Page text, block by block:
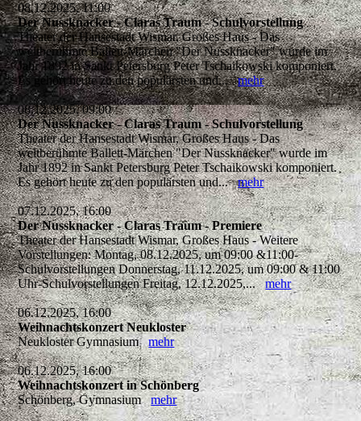
08.12.2025, 11:00
Der Nussknacker - Claras Traum - Schulvorstellung
Theater der Hansestadt Wismar, Großes Haus - Das
weltberühmte Ballett-Märchen "Der Nussknacker" wurde im
Jahr 1892 in Sankt Petersburg Peter Tschaikowski komponiert.
Es gehört heute zu den populärsten und...mehr
08.12.2025, 09:00
Der Nussknacker - Claras Traum - Schulvorstellung
Theater der Hansestadt Wismar, Großes Haus - Das
weltberühmte Ballett-Märchen "Der Nussknacker" wurde im
Jahr 1892 in Sankt Petersburg Peter Tschaikowski komponiert.
Es gehört heute zu den populärsten und...mehr
07.12.2025, 16:00
Der Nussknacker - Claras Traum - Premiere
Theater der Hansestadt Wismar, Großes Haus - Weitere
Vorstellungen: Montag, 08.12.2025, um 09:00 &11:00-
Schulvorstellungen Donnerstag, 11.12.2025, um 09:00 & 11:00
Uhr-Schulvorstellungen Freitag, 12.12.2025,...mehr
06.12.2025, 16:00
Weihnachtskonzert Neukloster
Neukloster Gymnasiummehr
06.12.2025, 16:00
Weihnachtskonzert in Schönberg
Schönberg, Gymnasiummehr